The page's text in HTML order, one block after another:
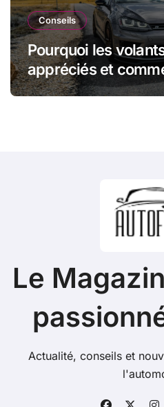
Conseils
Pourquoi les
appréciés et
modèle
Le
Actualité, conseils et